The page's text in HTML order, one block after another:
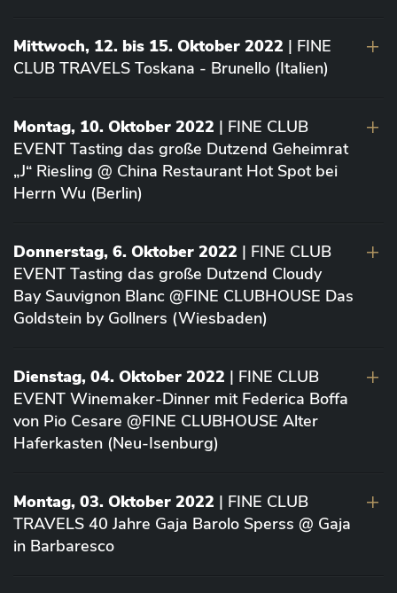
Mittwoch, 12. bis 15. Oktober 2022 | FINE
CLUB TRAVELS Toskana - Brunello (Italien)
Montag, 10. Oktober 2022 | FINE CLUB
EVENT Tasting das große Dutzend Geheimrat
„J“ Riesling @ China Restaurant Hot Spot bei
Herrn Wu (Berlin)
Donnerstag, 6. Oktober 2022 | FINE CLUB
EVENT Tasting das große Dutzend Cloudy
Bay Sauvignon Blanc @FINE CLUBHOUSE Das
Goldstein by Gollners (Wiesbaden)
Dienstag, 04. Oktober 2022 | FINE CLUB
EVENT Winemaker-Dinner mit Federica Boffa
von Pio Cesare @FINE CLUBHOUSE Alter
Haferkasten (Neu-Isenburg)
Montag, 03. Oktober 2022 | FINE CLUB
TRAVELS 40 Jahre Gaja Barolo Sperss @ Gaja
in Barbaresco